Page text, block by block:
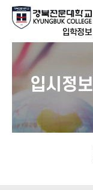
입학정보
입시정보